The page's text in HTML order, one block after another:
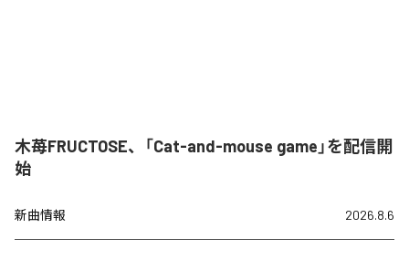
木苺FRUCTOSE、「Cat-and-mouse game」を配信開
始
新曲情報 2026.8.6